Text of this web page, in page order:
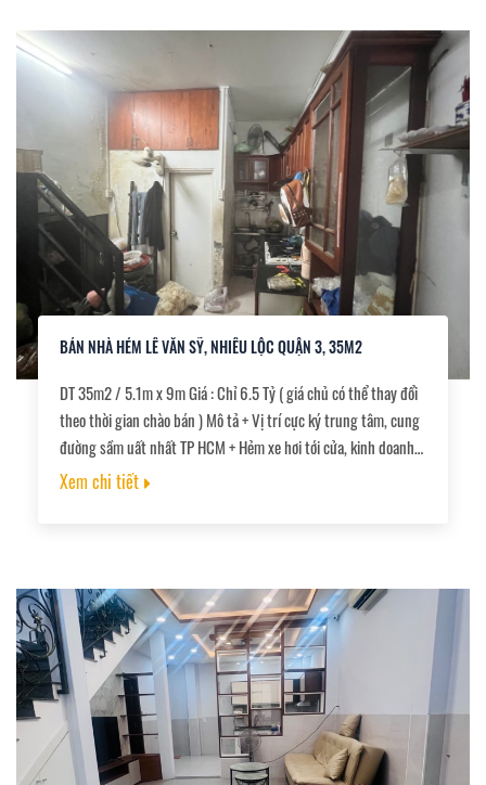
BÁN NHÀ HẺM LÊ VĂN SỸ, NHIÊU LỘC QUẬN 3, 35M2
DT 35m2 / 5.1m x 9m Giá : Chỉ 6.5 Tỷ ( giá chủ có thể thay đổi
theo thời gian chào bán ) Mô tả + Vị trí cực ký trung tâm, cung
đường sầm uất nhất TP HCM + Hẻm xe hơi tới cửa, kinh doanh
tốt. + Nhà cũ thích hợp chủ xây mới.
Xem chi tiết